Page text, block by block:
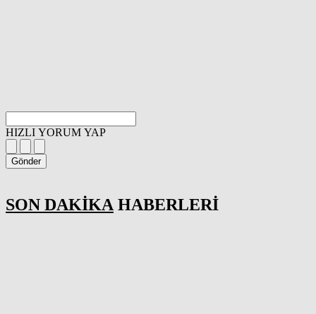
HIZLI YORUM YAP
Gönder
SON DAKİKA HABERLERİ